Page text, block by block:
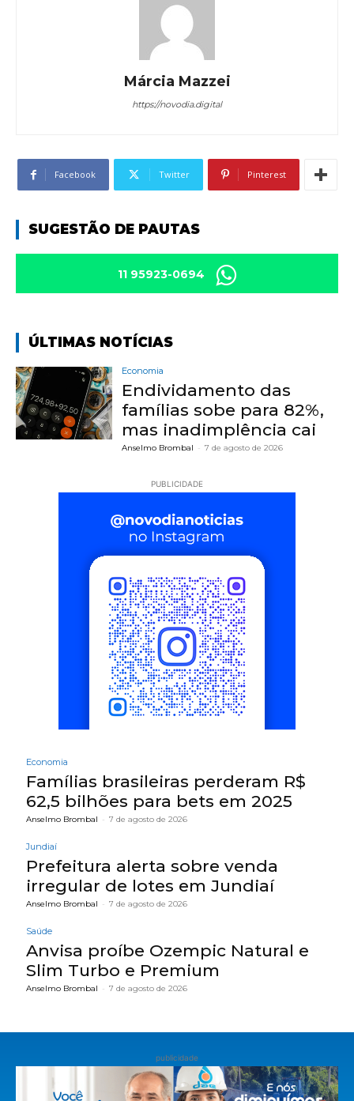
Márcia Mazzei
https://novodia.digital
Facebook Twitter Pinterest
SUGESTÃO DE PAUTAS
11 95923-0694
ÚLTIMAS NOTÍCIAS
Economia
Endividamento das
famílias sobe para 82%,
mas inadimplência cai
Anselmo Brombal - 7 de agosto de 2026
PUBLICIDADE
Economia
Famílias brasileiras perderam R$
62,5 bilhões para bets em 2025
Anselmo Brombal - 7 de agosto de 2026
Jundiaí
Prefeitura alerta sobre venda
irregular de lotes em Jundiaí
Anselmo Brombal - 7 de agosto de 2026
Saúde
Anvisa proíbe Ozempic Natural e
Slim Turbo e Premium
Anselmo Brombal - 7 de agosto de 2026
publicidade